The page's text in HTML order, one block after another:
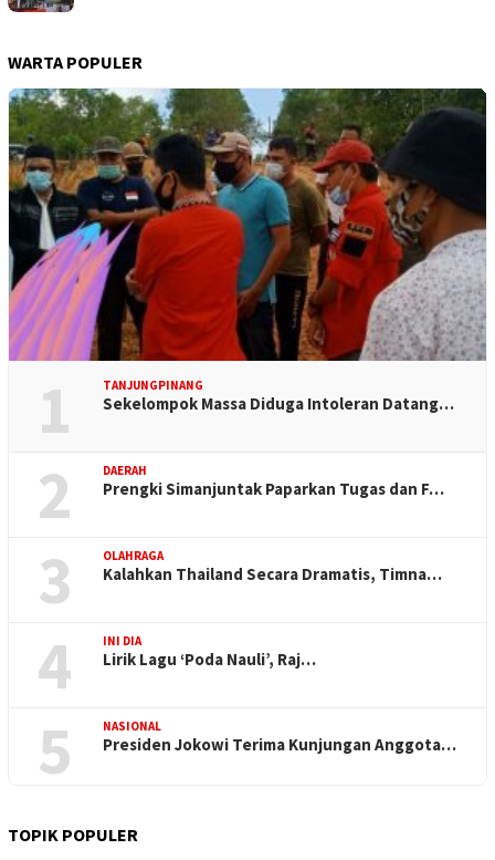
WARTA POPULER
1 TANJUNGPINANG
Sekelompok Massa Diduga Intoleran Datang…
2 DAERAH
Prengki Simanjuntak Paparkan Tugas dan F…
3 OLAHRAGA
Kalahkan Thailand Secara Dramatis, Timna…
4 INI DIA
Lirik Lagu ‘Poda Nauli’, Raj…
5 NASIONAL
Presiden Jokowi Terima Kunjungan Anggota…
TOPIK POPULER